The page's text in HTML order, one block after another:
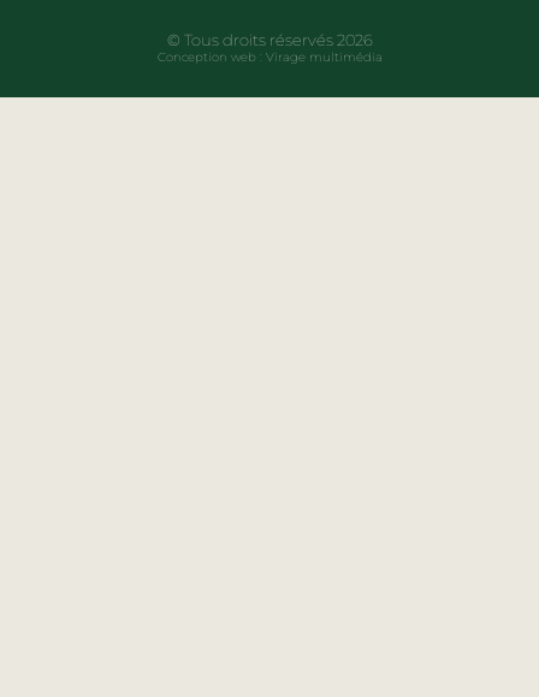
© Tous droits réservés 2026
Conception web : Virage multimédia